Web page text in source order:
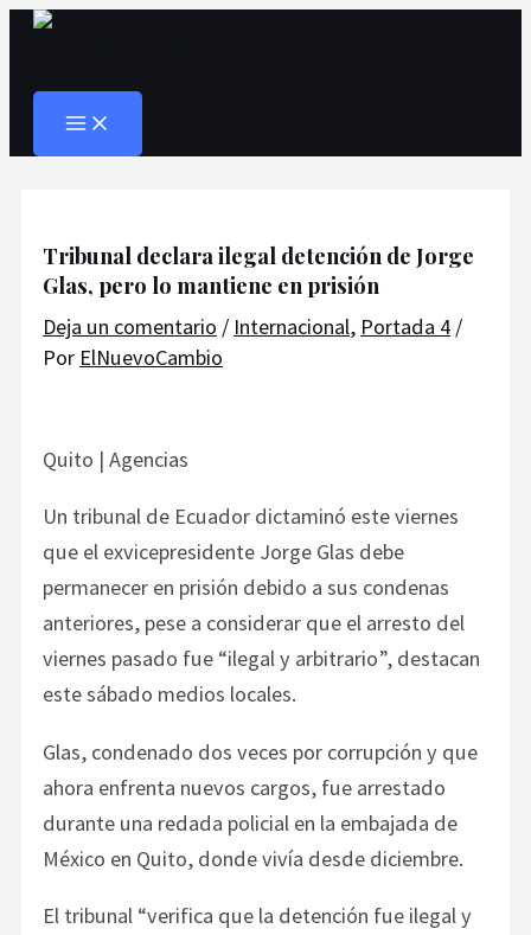
Ir
contenido
MAIN
Tribunal declara ilegal detención de Jorge
Glas, pero lo mantiene en prisión
Deja un comentario / Internacional, Portada 4 /
Por ElNuevoCambio
Quito | Agencias
Un tribunal de Ecuador dictaminó este viernes
que el exvicepresidente Jorge Glas debe
permanecer en prisión debido a sus condenas
anteriores, pese a considerar que el arresto del
viernes pasado fue “ilegal y arbitrario”, destacan
este sábado medios locales.
Glas, condenado dos veces por corrupción y que
ahora enfrenta nuevos cargos, fue arrestado
durante una redada policial en la embajada de
México en Quito, donde vivía desde diciembre.
El tribunal “verifica que la detención fue ilegal y
Navegación
entradas
Escribe
Nombre*
Correo
Web